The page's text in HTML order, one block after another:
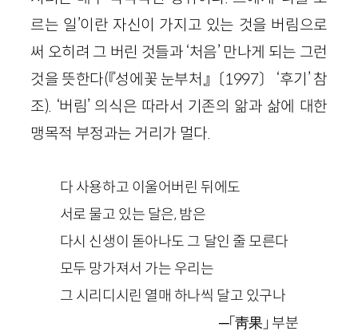
르는 일’이란 자신이 가지고 있는 것을 버림으로
써 오히려 그 버린 것들과 ‘처음’ 만나게 되는 그런
것을 뜻한다(『성에꽃 눈부처』〔1997〕 ‘후기’ 참
조). ‘버림’ 의식은 따라서 기존의 앎과 삶에 대한
맹목적 부정과는 거리가 멀다.
다 사용하고 이울어버린 뒤에도
서로 물고 있는 달은, 밤은
다시 신생이 돋아나도 그 달인 줄 모른다
모두 망가져서 가는 우리는
그 시리디시린 열매 하나씩 달고 있구나
─「靑果」 부분